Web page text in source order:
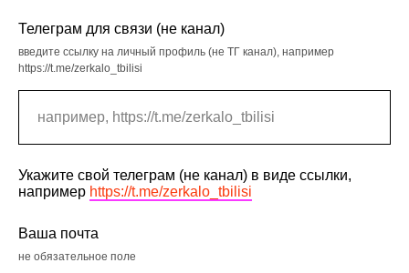
Телеграм для связи (не канал)
введите ссылку на личный профиль (не ТГ канал), например
https://t.me/zerkalo_tbilisi
Укажите свой телеграм (не канал) в виде ссылки,
например https://t.me/zerkalo_tbilisi
Ваша почта
не обязательное поле